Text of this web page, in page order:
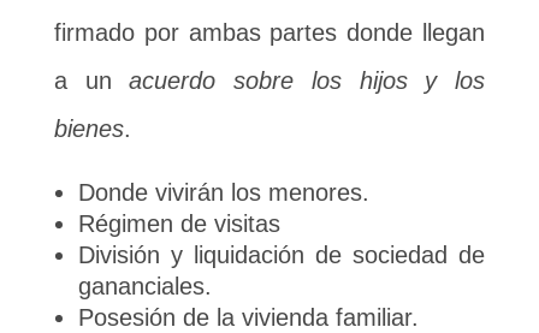
firmado por ambas partes donde llegan
a unacuerdo sobre los hijos y los
bienes.
Donde vivirán los menores.
Régimen de visitas
División y liquidación de sociedad de
gananciales.
Posesión de la vivienda familiar.